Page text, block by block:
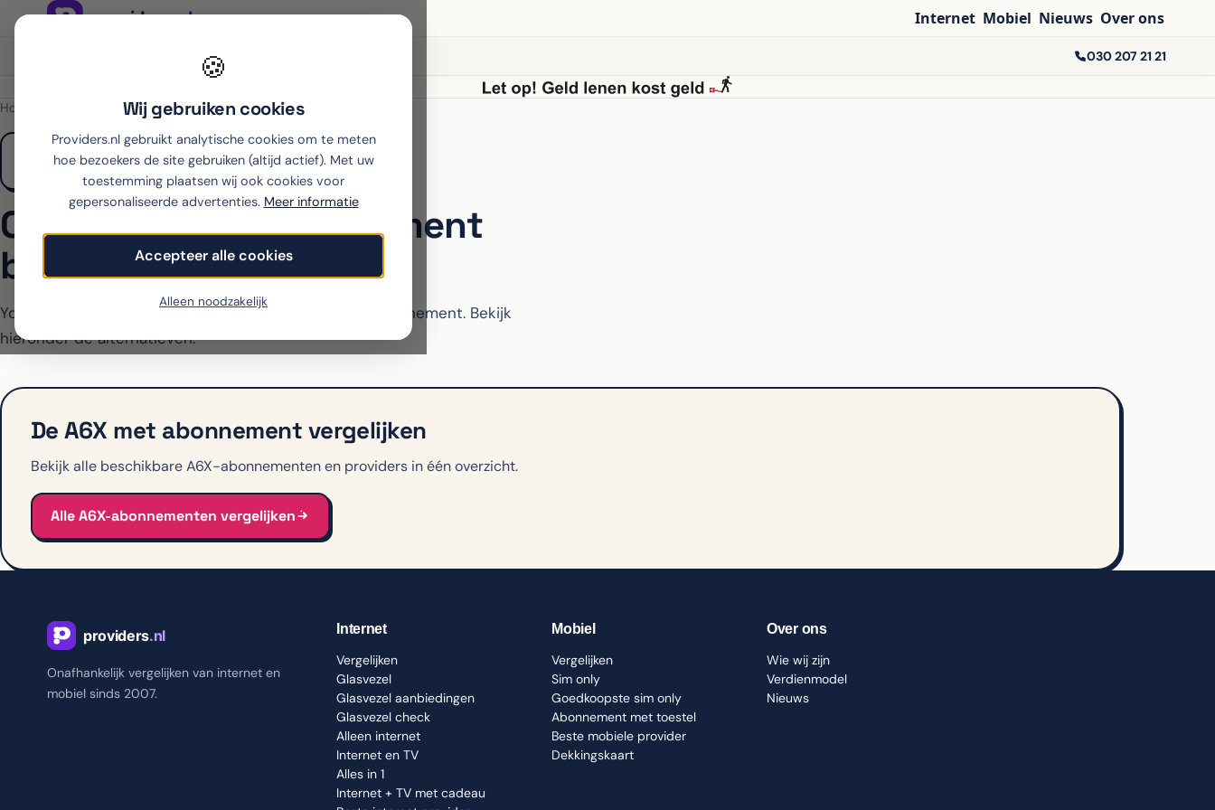
🍪
Wij gebruiken cookies
Providers.nl gebruikt analytische cookies om te meten
hoe bezoekers de site gebruiken (altijd actief). Met uw
toestemming plaatsen wij ook cookies voor
gepersonaliseerde advertenties. Meer informatie
Accepteer alle cookies
Alleen noodzakelijk
Internet Mobiel Nieuws Over ons
030 207 21 21
Home ›Youfone
OPPO A6X met abonnement
bij Youfone
Youfone biedt de A6X op dit moment niet aan met abonnement. Bekijk
hieronder de alternatieven.
De A6X met abonnement vergelijken
Bekijk alle beschikbare A6X-abonnementen en providers in één overzicht.
Alle A6X-abonnementen vergelijken
Onafhankelijk vergelijken van internet en
mobiel sinds 2007.
Internet
Vergelijken
Glasvezel
Glasvezel aanbiedingen
Glasvezel check
Alleen internet
Internet en TV
Alles in 1
Internet + TV met cadeau
Mobiel
Vergelijken
Sim only
Goedkoopste sim only
Abonnement met toestel
Beste mobiele provider
Dekkingskaart
Over ons
Wie wij zijn
Verdienmodel
Nieuws